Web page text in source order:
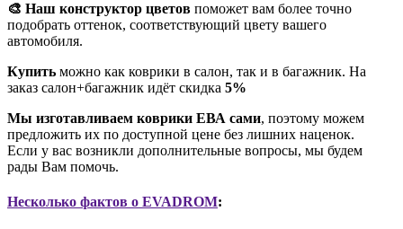
🎨 Наш конструктор цветов поможет вам более точно
подобрать оттенок, соответствующий цвету вашего
автомобиля.
Купить можно как коврики в салон, так и в багажник. На
заказ салон+багажник идёт скидка 5%
Мы изготавливаем коврики ЕВА сами, поэтому можем
предложить их по доступной цене без лишних наценок.
Если у вас возникли дополнительные вопросы, мы будем
рады Вам помочь.
Несколько фактов о EVADROM: